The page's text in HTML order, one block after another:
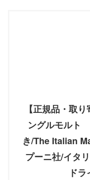
【正規品・取
ングルモルト
き/The Italian
プーニ社/イタ
ド